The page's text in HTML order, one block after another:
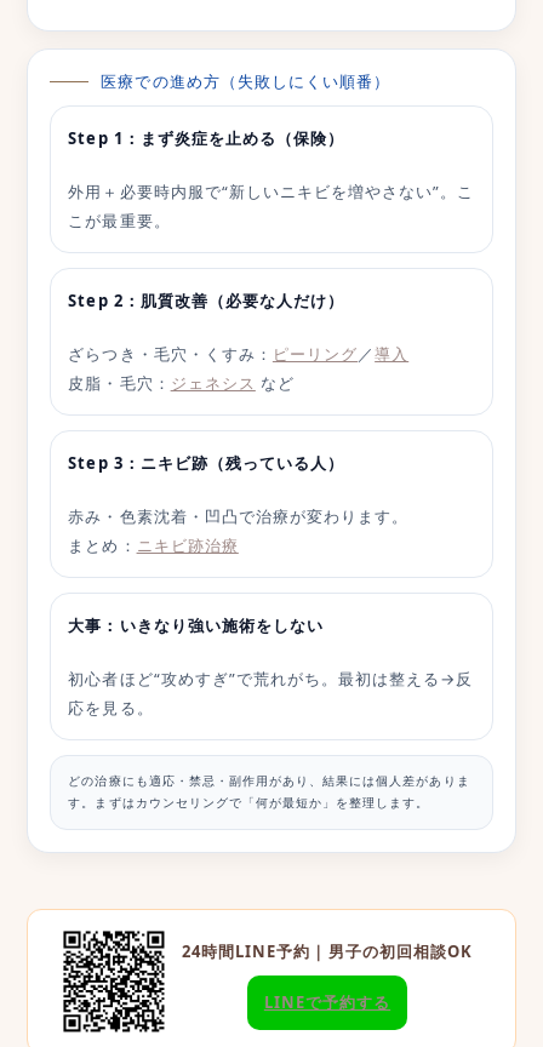
医療での進め方（失敗しにくい順番）
Step 1：まず炎症を止める（保険）
外用＋必要時内服で“新しいニキビを増やさない”。こ
こが最重要。
Step 2：肌質改善（必要な人だけ）
ざらつき・毛穴・くすみ： ピーリング／導入
皮脂・毛穴： ジェネシス など
Step 3：ニキビ跡（残っている人）
赤み・色素沈着・凹凸で治療が変わります。
まとめ： ニキビ跡治療
大事：いきなり強い施術をしない
初心者ほど“攻めすぎ”で荒れがち。最初は整える→反
応を見る。
どの治療にも適応・禁忌・副作用があり、結果には個人差がありま
す。まずはカウンセリングで「何が最短か」を整理します。
24時間LINE予約｜男子の初回相談OK
LINEで予約する